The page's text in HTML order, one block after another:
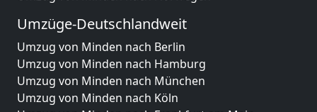
Umzüge-Deutschlandweit
Umzug von Minden nach Berlin
Umzug von Minden nach Hamburg
Umzug von Minden nach München
Umzug von Minden nach Köln